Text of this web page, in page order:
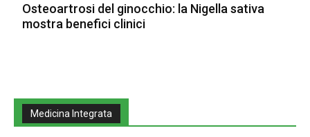
Osteoartrosi del ginocchio: la Nigella sativa
mostra benefici clinici
Medicina Integrata